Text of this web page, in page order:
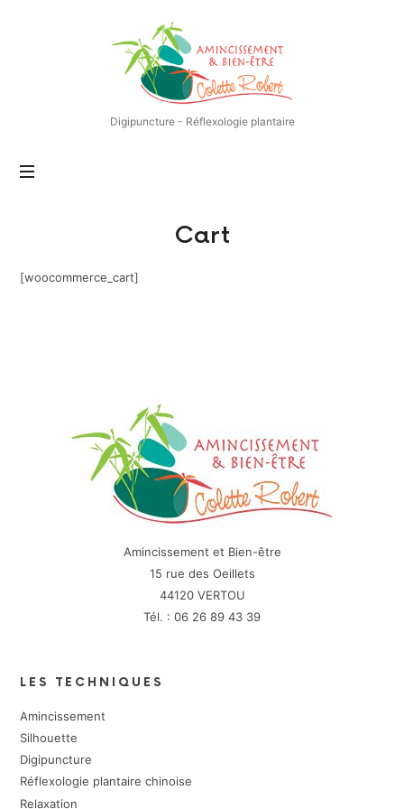
Centre
d'Amincissement
et
être
Digipuncture - Réflexologie plantaire
Cart
[woocommerce_cart]
Amincissement et Bien-être
15 rue des Oeillets
44120 VERTOU
Tél. : 06 26 89 43 39
LES TECHNIQUES
Amincissement
Silhouette
Digipuncture
Réflexologie plantaire chinoise
Relaxation